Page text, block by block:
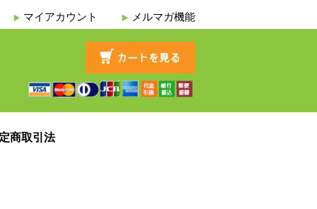
マイアカウント メルマガ機能
商取引法